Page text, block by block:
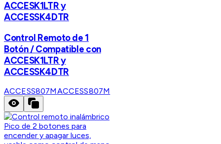
ACCESK1LTR y
ACCESSK4DTR
Control Remoto de 1
Botón / Compatible con
ACCESK1LTR y
ACCESSK4DTR
ACCESS807MACCESS807M